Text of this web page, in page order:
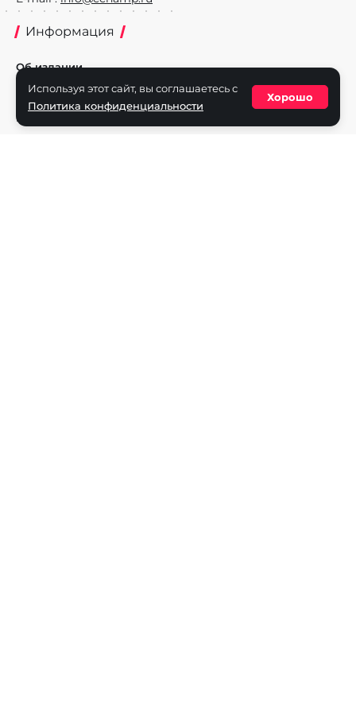
Информация
Об издании
Реклама на портале
Политика конфиденциальности
Используя этот сайт, вы соглашаетесь с
Политика конфиденциальности
Хорошо